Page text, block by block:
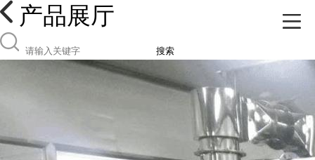
产品展厅
搜索